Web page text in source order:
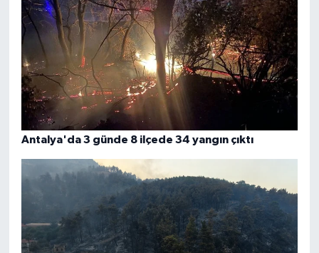
Antalya'da 3 günde 8 ilçede 34 yangın çıktı